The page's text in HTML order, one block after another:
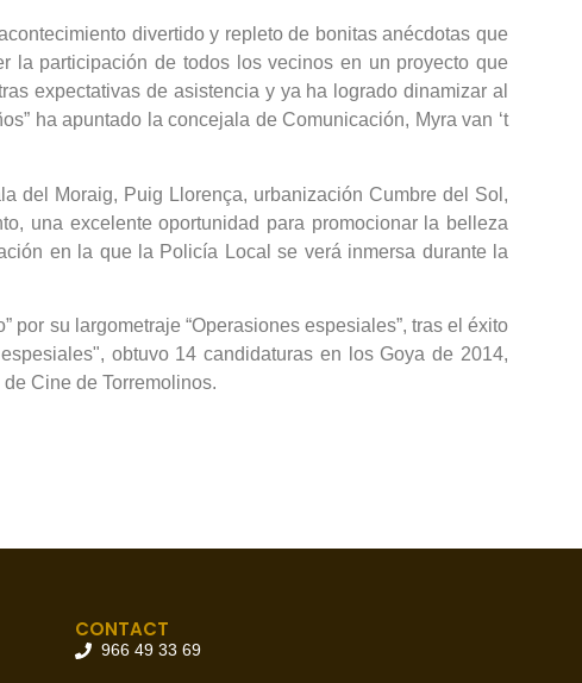
divertido y repleto de bonitas anécdotas que
la participación de todos los vecinos en un proyecto que
expectativas de asistencia y ya ha logrado dinamizar al
ha apuntado la concejala de Comunicación, Myra van ‘t
del Moraig, Puig Llorença, urbanización Cumbre del Sol,
una excelente oportunidad para promocionar la belleza
en la que la Policía Local se verá inmersa durante la
su largometraje “Operasiones espesiales”, tras el éxito
obtuvo 14 candidaturas en los Goya de 2014,
Cine de Torremolinos.
CONTACT
966 49 33 69